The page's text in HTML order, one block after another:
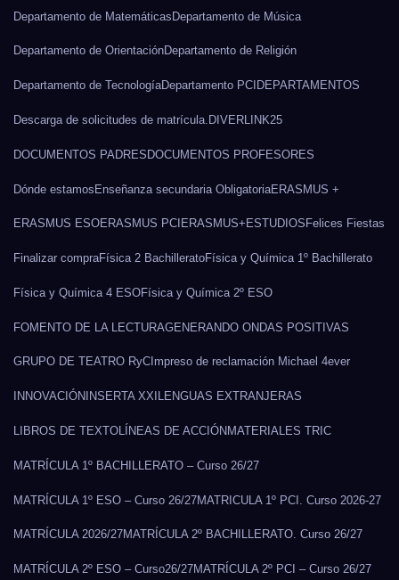
Departamento de MatemáticasDepartamento de Música
Departamento de OrientaciónDepartamento de Religión
Departamento de TecnologíaDepartamento PCI DEPARTAMENTOS
Descarga de solicitudes de matrícula. DIVERLINK25
DOCUMENTOS PADRESDOCUMENTOS PROFESORES
Dónde estamosEnseñanza secundaria ObligatoriaERASMUS +
ERASMUS ESOERASMUS PCI ERASMUS+ ESTUDIOS Felices Fiestas
Finalizar compraFísica 2 BachilleratoFísica y Química 1º Bachillerato
Física y Química 4 ESOFísica y Química 2º ESO
FOMENTO DE LA LECTURAGENERANDO ONDAS POSITIVAS
GRUPO DE TEATRO RyC Impreso de reclamación Michael 4ever
INNOVACIÓN INSERTA XXI LENGUAS EXTRANJERAS
LIBROS DE TEXTO LÍNEAS DE ACCIÓN MATERIALES TRIC
MATRÍCULA 1º BACHILLERATO – Curso 26/27
MATRÍCULA 1º ESO – Curso 26/27MATRICULA 1º PCI. Curso 2026-27
MATRÍCULA 2026/27MATRÍCULA 2º BACHILLERATO. Curso 26/27
MATRÍCULA 2º ESO – Curso26/27MATRÍCULA 2º PCI – Curso 26/27